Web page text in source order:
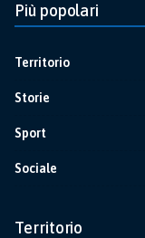
Più popolari
Territorio
Storie
Sport
Sociale
Territorio